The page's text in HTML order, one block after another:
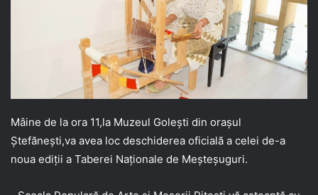
Mâine de la ora 11,la Muzeul Golești din orașul
Ștefănești,va avea loc deschiderea oficială a celei de-a
noua ediții a Taberei Naționale de Meșteșuguri.